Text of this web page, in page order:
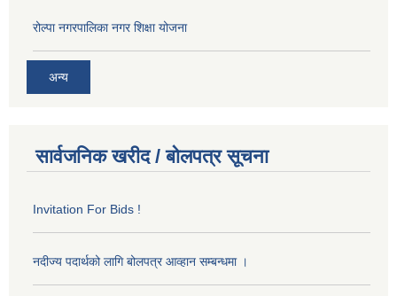
रोल्पा नगरपालिका नगर शिक्षा योजना
अन्य
सार्वजनिक खरीद / बोलपत्र सूचना
Invitation For Bids !
नदीज्य पदार्थको लागि बोलपत्र आव्हान सम्बन्धमा ।